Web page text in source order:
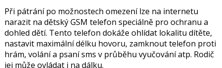
Při pátrání po možnostech omezení lze na internetu
narazit na dětský GSM telefon speciálně pro ochranu a
dohled dětí. Tento telefon dokáže ohlídat lokalitu dítěte,
nastavit maximální délku hovoru, zamknout telefon proti
hrám, volání a psaní sms v průběhu vyučování atp. Rodič
jej může ovládat i na dálku.